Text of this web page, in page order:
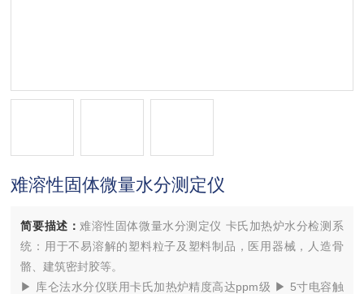
难溶性固体微量水分测定仪
简要描述：难溶性固体微量水分测定仪 卡氏加热炉水分检测系
统：用于不易溶解的塑料粒子及塑料制品，医用器械，人造骨
骼、建筑密封胶等。
▶ 库仑法水分仪联用卡氏加热炉精度高达ppm级 ▶ 5寸电容触